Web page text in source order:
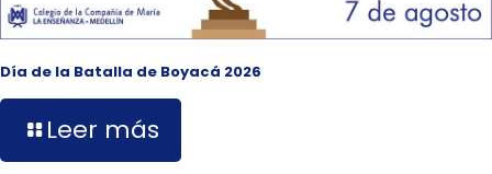
Día de la Batalla de Boyacá 2026
Leer más